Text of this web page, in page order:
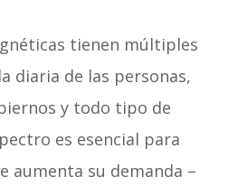
tienen múltiples
diaria de las personas,
y todo tipo de
es esencial para
aumenta su demanda –